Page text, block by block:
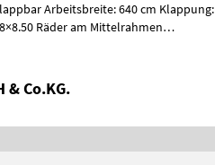
Arbeitsbreite: 640 cm Klappung:
Räder am Mittelrahmen
& Co.KG.